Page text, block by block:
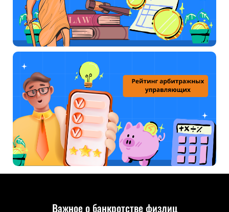
Важное о банкротстве физлиц